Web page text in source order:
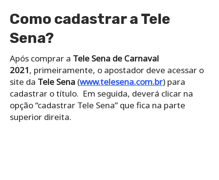
Como cadastrar a Tele
Sena?
Após comprar a Tele Sena de Carnaval
2021, primeiramente, o apostador deve acessar o
site da Tele Sena (www.telesena.com.br) para
cadastrar o título. Em seguida, deverá clicar na
opção “cadastrar Tele Sena” que fica na parte
superior direita.